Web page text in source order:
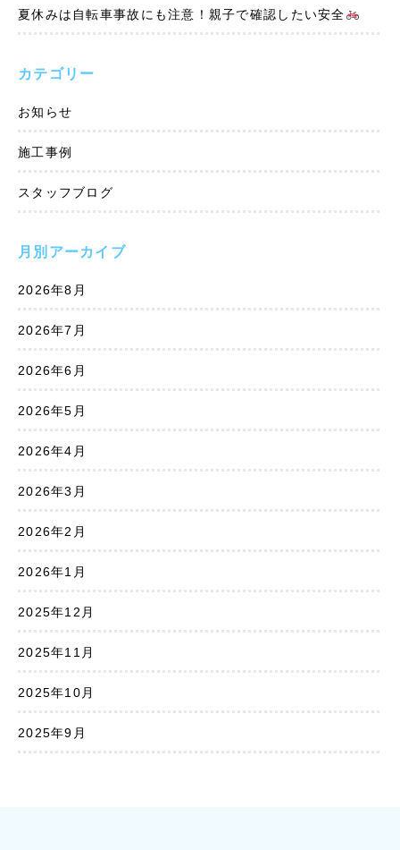
夏休みは自転車事故にも注意！親子で確認したい安全
カテゴリー
お知らせ
施工事例
スタッフブログ
月別アーカイブ
2026年8月
2026年7月
2026年6月
2026年5月
2026年4月
2026年3月
2026年2月
2026年1月
2025年12月
2025年11月
2025年10月
2025年9月